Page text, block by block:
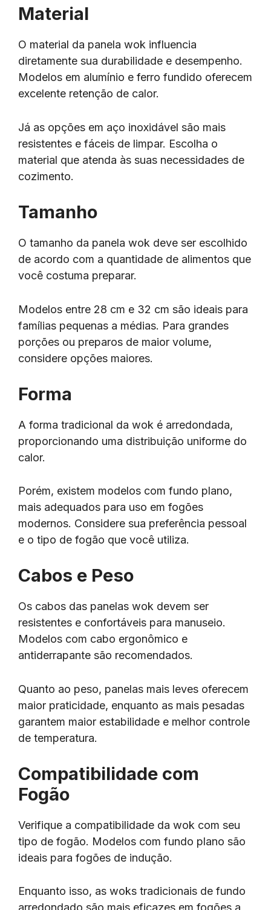
Material
O material da panela wok influencia
diretamente sua durabilidade e desempenho.
Modelos em alumínio e ferro fundido oferecem
excelente retenção de calor.
Já as opções em aço inoxidável são mais
resistentes e fáceis de limpar. Escolha o
material que atenda às suas necessidades de
cozimento.
Tamanho
O tamanho da panela wok deve ser escolhido
de acordo com a quantidade de alimentos que
você costuma preparar.
Modelos entre 28 cm e 32 cm são ideais para
famílias pequenas a médias. Para grandes
porções ou preparos de maior volume,
considere opções maiores.
Forma
A forma tradicional da wok é arredondada,
proporcionando uma distribuição uniforme do
calor.
Porém, existem modelos com fundo plano,
mais adequados para uso em fogões
modernos. Considere sua preferência pessoal
e o tipo de fogão que você utiliza.
Cabos e Peso
Os cabos das panelas wok devem ser
resistentes e confortáveis para manuseio.
Modelos com cabo ergonômico e
antiderrapante são recomendados.
Quanto ao peso, panelas mais leves oferecem
maior praticidade, enquanto as mais pesadas
garantem maior estabilidade e melhor controle
de temperatura.
Compatibilidade com
Fogão
Verifique a compatibilidade da wok com seu
tipo de fogão. Modelos com fundo plano são
ideais para fogões de indução.
Enquanto isso, as woks tradicionais de fundo